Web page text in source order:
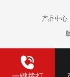
产品中心